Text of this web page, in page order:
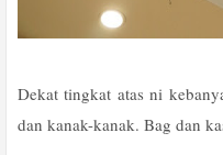
Dekat tingkat atas ni
dan kanak-kanak. Bag dan